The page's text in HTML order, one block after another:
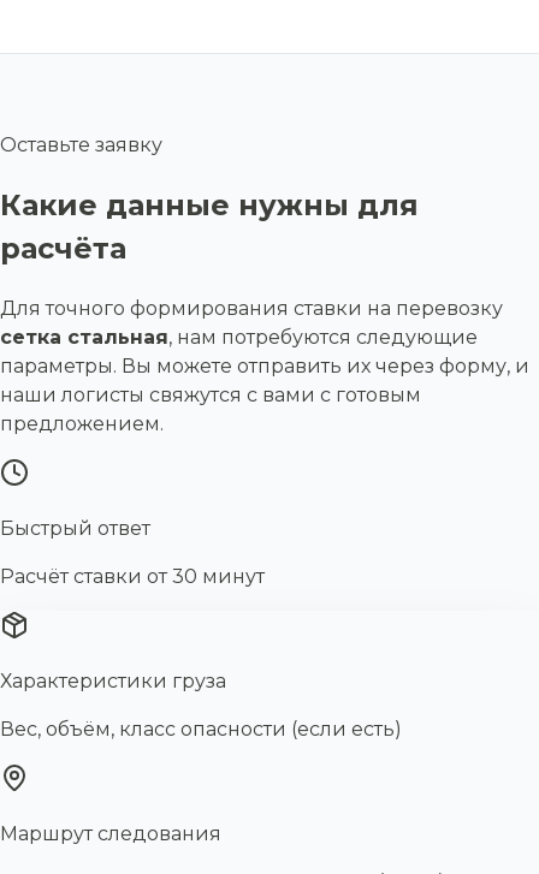
Оставьте заявку
Какие данные нужны для
расчёта
Для точного формирования ставки на перевозку
сетка стальная, нам потребуются следующие
параметры. Вы можете отправить их через форму, и
наши логисты свяжутся с вами с готовым
предложением.
Быстрый ответ
Расчёт ставки от 30 минут
Характеристики груза
Вес, объём, класс опасности (если есть)
Маршрут следования